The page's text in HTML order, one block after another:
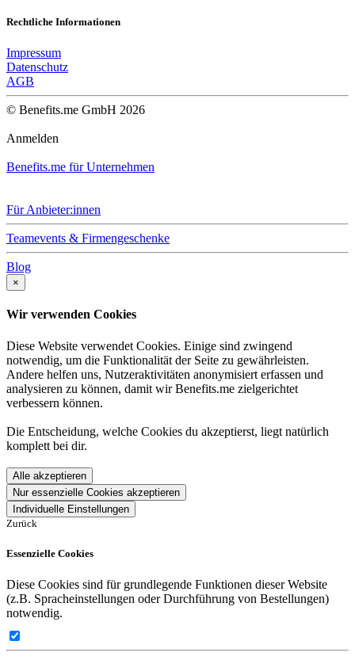
Rechtliche Informationen
Impressum
Datenschutz
AGB
© Benefits.me GmbH 2026
Anmelden
Benefits.me für Unternehmen
Für Anbieter:innen
Teamevents & Firmengeschenke
Blog
×
Wir verwenden Cookies
Diese Website verwendet Cookies. Einige sind zwingend
notwendig, um die Funktionalität der Seite zu gewährleisten.
Andere helfen uns, Nutzeraktivitäten anonymisiert erfassen und
analysieren zu können, damit wir Benefits.me zielgerichtet
verbessern können.
Die Entscheidung, welche Cookies du akzeptierst, liegt natürlich
komplett bei dir.
Alle akzeptieren
Nur essenzielle Cookies akzeptieren
Individuelle Einstellungen
Zurück
Essenzielle Cookies
Diese Cookies sind für grundlegende Funktionen dieser Website
(z.B. Spracheinstellungen oder Durchführung von Bestellungen)
notwendig.